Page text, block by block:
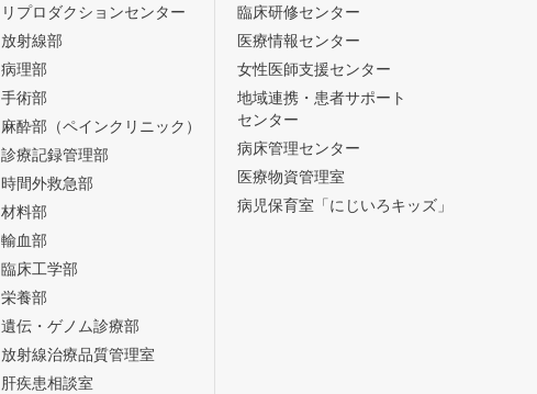
リプロダクションセンター
放射線部
病理部
手術部
麻酔部（ペインクリニック）
診療記録管理部
時間外救急部
材料部
輸血部
臨床工学部
栄養部
遺伝・ゲノム診療部
放射線治療品質管理室
肝疾患相談室
臨床研修センター
医療情報センター
女性医師支援センター
地域連携・患者サポート
センター
病床管理センター
医療物資管理室
病児保育室「にじいろキッズ」